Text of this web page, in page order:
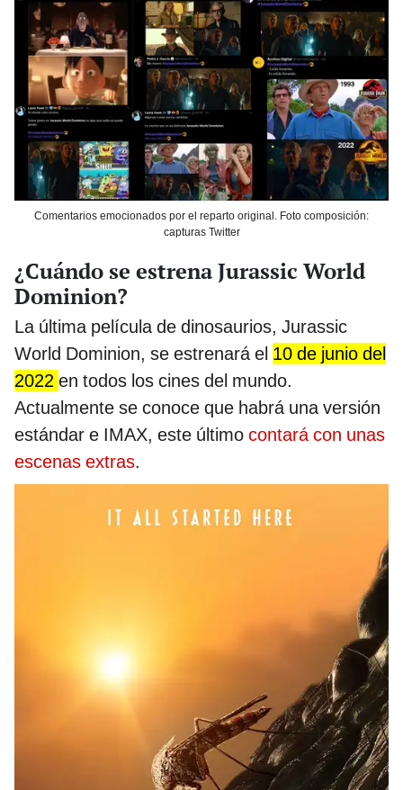
Comentarios emocionados por el reparto original. Foto composición:
capturas Twitter
¿Cuándo se estrena Jurassic World
Dominion?
La última película de dinosaurios, Jurassic
World Dominion, se estrenará el 10 de junio del
2022 en todos los cines del mundo.
Actualmente se conoce que habrá una versión
estándar e IMAX, este último contará con unas
escenas extras.